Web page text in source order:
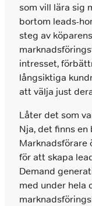
som vill lära sig
bortom leads-
steg av
intresset,
långsiktiga
att välja just
Låter det som
Nja, det finns
Marknadsförare
för att skapa
Demand
med under hela